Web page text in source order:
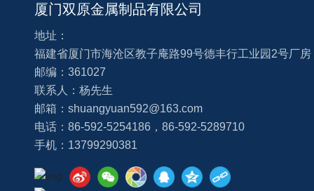
厦门双原金属制品有限公司
地址：
福建省厦门市海沧区教子庵路99号德丰行工业园2号厂房
邮编：361027
联系人：杨先生
邮箱： shuangyuan592@163.com
电话： 86-592-5254186， 86-592-5289710
手机： 13799290381